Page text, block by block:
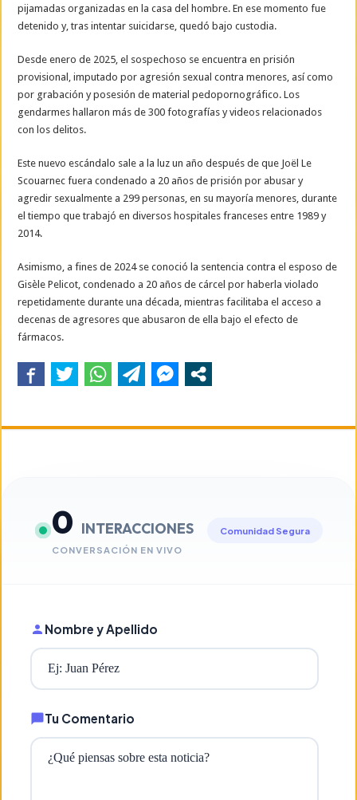
pijamadas organizadas en la casa del hombre. En ese momento fue
detenido y, tras intentar suicidarse, quedó bajo custodia.
Desde enero de 2025, el sospechoso se encuentra en prisión
provisional, imputado por agresión sexual contra menores, así como
por grabación y posesión de material pedopornográfico. Los
gendarmes hallaron más de 300 fotografías y videos relacionados
con los delitos.
Este nuevo escándalo sale a la luz un año después de que Joël Le
Scouarnec fuera condenado a 20 años de prisión por abusar y
agredir sexualmente a 299 personas, en su mayoría menores, durante
el tiempo que trabajó en diversos hospitales franceses entre 1989 y
2014.
Asimismo, a fines de 2024 se conoció la sentencia contra el esposo de
Gisèle Pelicot, condenado a 20 años de cárcel por haberla violado
repetidamente durante una década, mientras facilitaba el acceso a
decenas de agresores que abusaron de ella bajo el efecto de
fármacos.
0 INTERACCIONES
CONVERSACIÓN EN VIVO
Comunidad Segura
Nombre y Apellido
Tu Comentario